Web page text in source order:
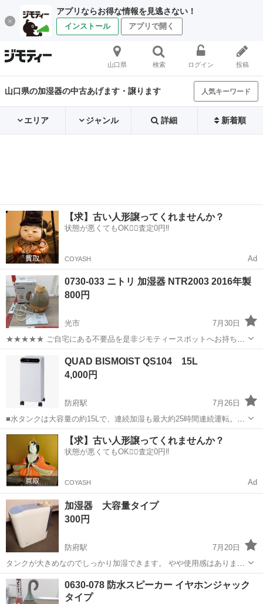
アプリならお得な情報を見逃さない！
インストール アプリで開く
山口県 検索 ログイン 投稿
山口県の加湿器の中古あげます・譲ります 人気キーワード
エリア ジャンル 詳細 新着順
【求】古い人形譲ってくれませんか？
状態が悪くてもOK🙆‍♀️査定0円‼️
COYASH Ad
0730-033 ニトリ 加湿器 NTR2003 2016年製
800円
光市
7月30日
★★★★★ ご自宅にある不要品を是非ジモティースポットへお持ち込
みしませんか？ 家電、趣味・スポーツ・レジャー用品、こども用品、
衣料服飾品、生活雑貨、家具、本、CD・DVDなどが無料でまとめて持
ち込めます！ ※詳細はこ...
山口
QUAD BISMOIST QS104 15L
4,000円
防府駅
7月26日
■水タンクは大容量の約15Lで、連続加湿も最大約25時間連続運転。最
大約600mL /h というパワフルな加湿能力で、部屋全体を素早く理想的
な湿度に保ちます。 ■設定した湿度に合わせて自動で運転をします。
お部屋の環境をみて...
山口 防府市 防府駅 季節、空調家電 タンク
【求】古い人形譲ってくれませんか？
状態が悪くてもOK🙆‍♀️査定0円‼️
COYASH Ad
加湿器 大容量タイプ
300円
防府駅
7月20日
タンクが大きめなのでしっかり加湿できます。 やや使用感はあります
がまだまだ使えます。 お問い合わせ多数の場合、先に取引日時を決定
された方を優先させて頂きます。ご了承下さいませ。 他サイトにも出
品していますので予告なく...
山口 防府市 季節、空調家電 タンク
0630-078 防水スピーカー イヤホンジャック
タイプ